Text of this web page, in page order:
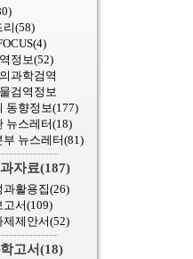
리(58)
(4)
정보(52)
과학검역
검역정보
동향정보(177)
뉴스레터(18)
부 뉴스레터(81)
자료(187)
과활용집(26)
고서(109)
제제안서(52)
고서(18)